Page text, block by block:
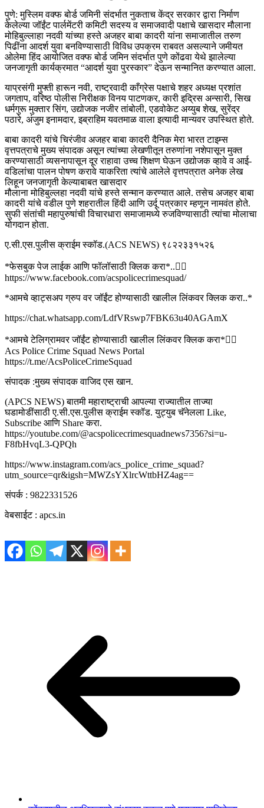
पुणे: मुस्लिम वक्फ बोर्ड जमिनी संदर्भात नुकताच केंद्र सरकार द्वारा निर्माण
केलेल्या जॉईंट पार्लमेंटरी कमिटी सदस्य व समाजवादी पक्षाचे खासदार मौलाना
मोहिबुल्लाहा नदवी यांच्या हस्ते अजहर बाबा कादरी यांना समाजातील तरुण
पिढींना आदर्श युवा बनविण्यासाठी विविध उपक्रम राबवत असल्याने जमीयत
ओलेमा हिंद आयोजित वक्फ बोर्ड जमिन संदर्भात पुणे कोंढवा येथे झालेल्या
जनजागृती कार्यक्रमात “आदर्श युवा पुरस्कार” देऊन सन्मानित करण्यात आला.
याप्रसंगी मुफ्ती हारून नवी, राष्ट्रवादी काँग्रेस पक्षाचे शहर अध्यक्ष प्रशांत
जगताप, वरिष्ठ पोलीस निरीक्षक विनय पाटणकर, कारी इद्रिस अन्सारी, सिख
धर्मगुरू मुक्तार सिंग, उद्योजक नजीर तांबोली, एडवोकेट अय्युब शेख, सुरेंद्र
पठारे, अंजुम इनामदार, इब्राहिम यवतमाळ वाला इत्यादी मान्यवर उपस्थित होते.
बाबा कादरी यांचे चिरंजीव अजहर बाबा कादरी दैनिक मेरा भारत टाइम्स
वृत्तपत्राचे मुख्य संपादक असून त्यांच्या लेखणीतून तरुणांना नशेपासून मुक्त
करण्यासाठी व्यसनापासून दूर राहावा उच्च शिक्षण घेऊन उद्योजक व्हावे व आई-
वडिलांचा पालन पोषण करावे याकरिता त्यांचे आलेले वृत्तपत्रात अनेक लेख
लिहून जनजागृती केल्याबाबत खासदार
मौलाना मोहिबुल्लहा नदवी यांचे हस्ते सन्मान करण्यात आले. तसेच अजहर बाबा
कादरी यांचे वडील पुणे शहरातील हिंदी आणि उर्दू पत्रकार म्हणून नामवंत होते.
सुफी संतांची महापुरुषांची विचारधारा समाजामध्ये रुजविण्यासाठी त्यांचा मोलाचा
योगदान होता.
ए.सी.एस.पुलीस क्राईम स्कॉड.(ACS NEWS) ९८२२३३१५२६
*फेसबुक पेज लाईक आणि फॉलॉसाठी क्लिक करा*..👇🏻
https://www.facebook.com/acspolicecrimesquad/
*आमचे व्हाट्सअप ग्रुप वर जॉईंट होण्यासाठी खालील लिंकवर क्लिक करा..*
https://chat.whatsapp.com/LdfVRswp7FBK63u40AGAmX
*आमचे टेलिग्रामवर जॉईंट होण्यासाठी खालील लिंकवर क्लिक करा*👇🏻
Acs Police Crime Squad News Portal
https://t.me/AcsPoliceCrimeSquad
संपादक :मुख्य संपादक वाजिद एस खान.
(APCS NEWS) बातमी महाराष्ट्राची आपल्या राज्यातील ताज्या
घडामोडींसाठी ए.सी.एस.पुलीस क्राईम स्कॉड. युट्युब चॅनेलला Like,
Subscribe आणि Share करा.
https://youtube.com/@acspolicecrimesquadnews7356?si=u-
F8fbHvqL3-QPQh
https://www.instagram.com/acs_police_crime_squad?
utm_source=qr&igsh=MWZsYXlrcWttbHZ4ag==
संपर्क : 9822331526
वेबसाईट : apcs.in